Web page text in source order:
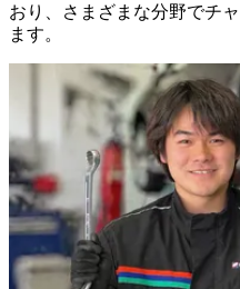
おり、さまざまな分野でチ
ます。